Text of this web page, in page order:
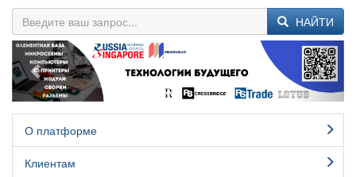
НАЙТИ
Previous Next
О платформе
Клиентам